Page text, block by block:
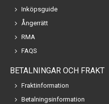
Inköpsguide
Ångerrätt
RMA
FAQS
BETALNINGAR OCH FRAKT
Fraktinformation
Betalningsinformation